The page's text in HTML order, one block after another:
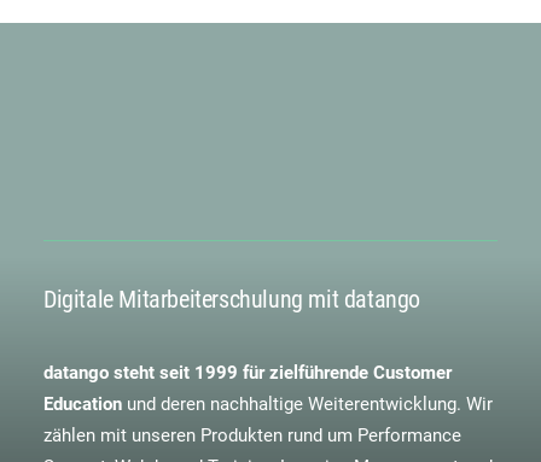
Digitale Mitarbeiterschulung mit datango
datango steht seit 1999 für zielführende Customer
Education und deren nachhaltige Weiterentwicklung. Wir
zählen mit unseren Produkten rund um Performance